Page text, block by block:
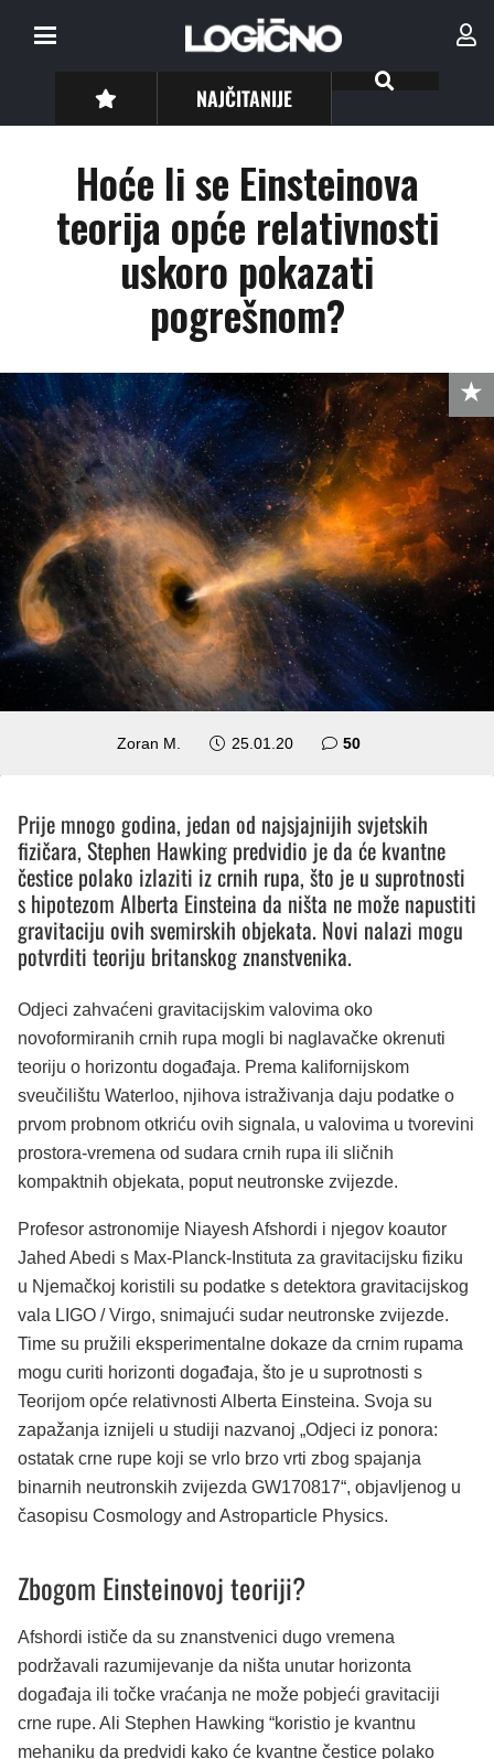
NAJČITANIJE
Hoće li se Einsteinova
teorija opće relativnosti
uskoro pokazati
pogrešnom?
Zoran M. 25.01.20 50komentara
Prije mnogo godina, jedan od najsjajnijih svjetskih
fizičara, Stephen Hawking predvidio je da će kvantne
čestice polako izlaziti iz crnih rupa, što je u suprotnosti
s hipotezom Alberta Einsteina da ništa ne može napustiti
gravitaciju ovih svemirskih objekata. Novi nalazi mogu
potvrditi teoriju britanskog znanstvenika.
Odjeci zahvaćeni gravitacijskim valovima oko
novoformiranih crnih rupa mogli bi naglavačke okrenuti
teoriju o horizontu događaja. Prema kalifornijskom
sveučilištu Waterloo, njihova istraživanja daju podatke o
prvom probnom otkriću ovih signala, u valovima u tvorevini
prostora-vremena od sudara crnih rupa ili sličnih
kompaktnih objekata, poput neutronske zvijezde.
Profesor astronomije Niayesh Afshordi i njegov koautor
Jahed Abedi s Max-Planck-Instituta za gravitacijsku fiziku
u Njemačkoj koristili su podatke s detektora gravitacijskog
vala LIGO / Virgo, snimajući sudar neutronske zvijezde.
Time su pružili eksperimentalne dokaze da crnim rupama
mogu curiti horizonti događaja, što je u suprotnosti s
Teorijom opće relativnosti Alberta Einsteina. Svoja su
zapažanja iznijeli u studiji nazvanoj „Odjeci iz ponora:
ostatak crne rupe koji se vrlo brzo vrti zbog spajanja
binarnih neutronskih zvijezda GW170817“, objavljenog u
časopisu Cosmology and Astroparticle Physics.
Zbogom Einsteinovoj teoriji?
Afshordi ističe da su znanstvenici dugo vremena
podržavali razumijevanje da ništa unutar horizonta
događaja ili točke vraćanja ne može pobjeći gravitaciji
crne rupe. Ali Stephen Hawking “koristio je kvantnu
mehaniku da predvidi kako će kvantne čestice polako